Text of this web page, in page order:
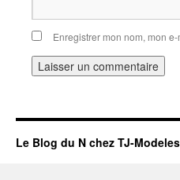
Enregistrer mon nom, mon
Le Blog du N chez TJ-Modeles